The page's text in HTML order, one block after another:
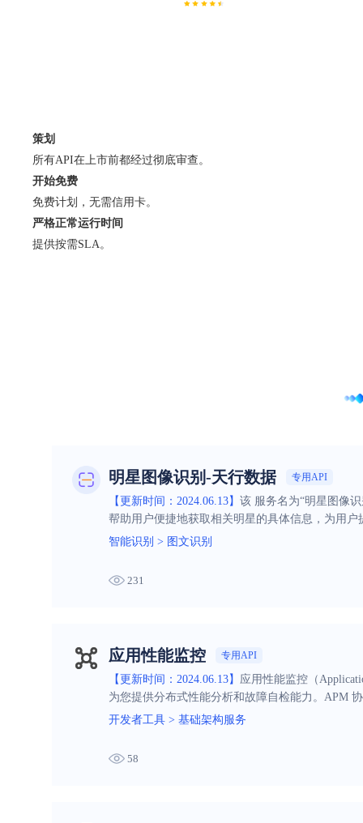
策划
所有API在上市前都经过彻底审查。
开始免费
免费计划，无需信用卡。
严格正常运行时间
提供按需SLA。
明星图像识别-天行数据 专用API
【更新时间：2024.06.13】 该 服务名为“明星图像
帮助用户便捷地获取相关明星的具体信息，为用
智能识别 > 图文识别
231
应用性能监控 专用API
【更新时间：2024.06.13】 应用性能监控（
为您提供分布式性能分析和故障自检能力。APM
性能，提升用户体验。
开发者工具 > 基础架构服务
58